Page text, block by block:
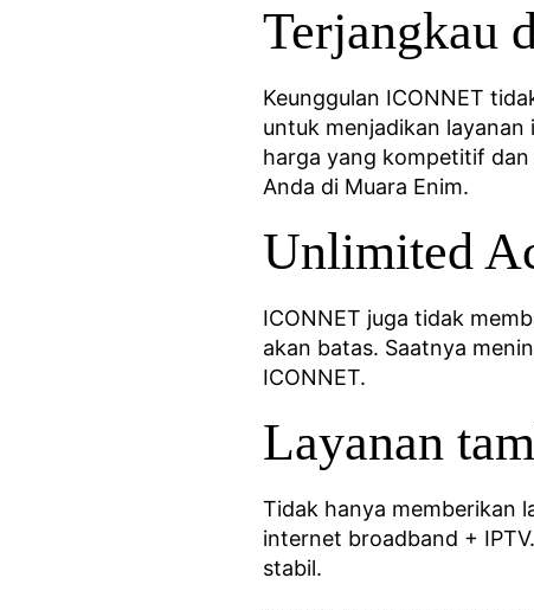
Terjangkau
Keunggulan ICONNET
untuk menjadikan
harga yang kompetitif dan
Anda di Muara Enim.
Unlimited
ICONNET juga tidak
akan batas. Saatnya
ICONNET.
Layanan
Tidak hanya memberikan
internet broadband +
stabil.